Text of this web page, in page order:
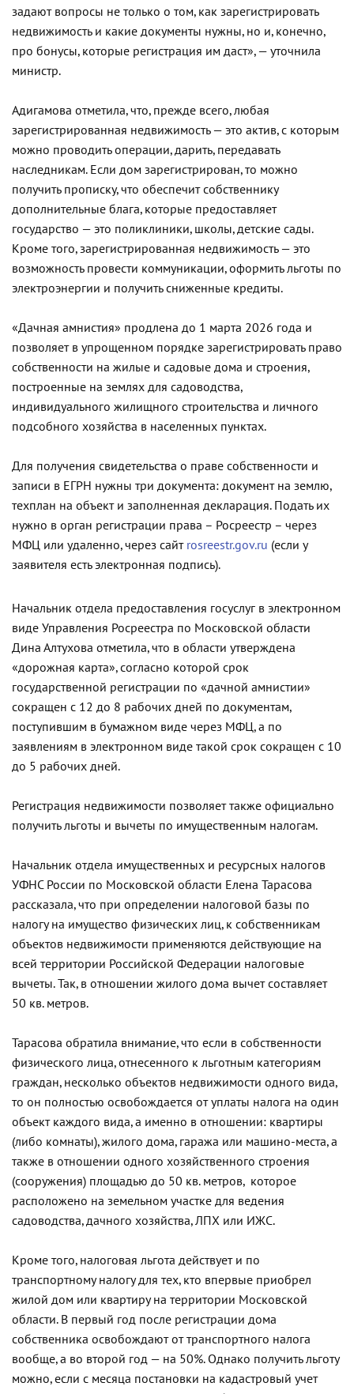
задают вопросы не только о том, как зарегистрировать
недвижимость и какие документы нужны, но и, конечно,
про бонусы, которые регистрация им даст», — уточнила
министр.
Адигамова отметила, что, прежде всего, любая
зарегистрированная недвижимость — это актив, с которым
можно проводить операции, дарить, передавать
наследникам. Если дом зарегистрирован, то можно
получить прописку, что обеспечит собственнику
дополнительные блага, которые предоставляет
государство — это поликлиники, школы, детские сады.
Кроме того, зарегистрированная недвижимость — это
возможность провести коммуникации, оформить льготы по
электроэнергии и получить сниженные кредиты.
«Дачная амнистия» продлена до 1 марта 2026 года и
позволяет в упрощенном порядке зарегистрировать право
собственности на жилые и садовые дома и строения,
построенные на землях для садоводства,
индивидуального жилищного строительства и личного
подсобного хозяйства в населенных пунктах.
Для получения свидетельства о праве собственности и
записи в ЕГРН нужны три документа: документ на землю,
техплан на объект и заполненная декларация. Подать их
нужно в орган регистрации права – Росреестр – через
МФЦ или удаленно, через сайт rosreestr.gov.ru (если у
заявителя есть электронная подпись).
Начальник отдела предоставления госуслуг в электронном
виде Управления Росреестра по Московской области
Дина Алтухова отметила, что в области утверждена
«дорожная карта», согласно которой срок
государственной регистрации по «дачной амнистии»
сокращен с 12 до 8 рабочих дней по документам,
поступившим в бумажном виде через МФЦ, а по
заявлениям в электронном виде такой срок сокращен с 10
до 5 рабочих дней.
Регистрация недвижимости позволяет также официально
получить льготы и вычеты по имущественным налогам.
Начальник отдела имущественных и ресурсных налогов
УФНС России по Московской области Елена Тарасова
рассказала, что при определении налоговой базы по
налогу на имущество физических лиц, к собственникам
объектов недвижимости применяются действующие на
всей территории Российской Федерации налоговые
вычеты. Так, в отношении жилого дома вычет составляет
50 кв. метров.
Тарасова обратила внимание, что если в собственности
физического лица, отнесенного к льготным категориям
граждан, несколько объектов недвижимости одного вида,
то он полностью освобождается от уплаты налога на один
объект каждого вида, а именно в отношении: квартиры
(либо комнаты), жилого дома, гаража или машино-места, а
также в отношении одного хозяйственного строения
(сооружения) площадью до 50 кв. метров, которое
расположено на земельном участке для ведения
садоводства, дачного хозяйства, ЛПХ или ИЖС.
Кроме того, налоговая льгота действует и по
транспортному налогу для тех, кто впервые приобрел
жилой дом или квартиру на территории Московской
области. В первый год после регистрации дома
собственника освобождают от транспортного налога
вообще, а во второй год — на 50%. Однако получить льготу
можно, если с месяца постановки на кадастровый учет